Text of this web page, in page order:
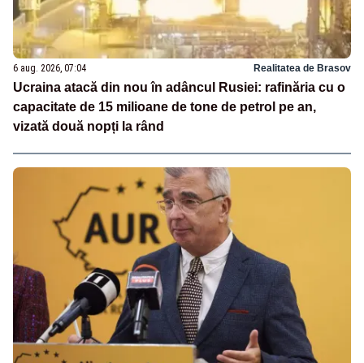
6 aug. 2026, 07:04 Realitatea de Brasov
Ucraina atacă din nou în adâncul Rusiei: rafinăria cu o
capacitate de 15 milioane de tone de petrol pe an,
vizată două nopți la rând